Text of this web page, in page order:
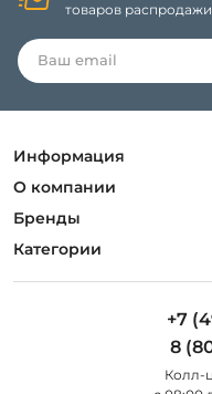
товаров
Информация
Политика
Гарантия
Оплата и доставка
О компании
О компании
Контакты
Бренды
Artelamp
Категории
Люстры
Уличные светильники
+7
8
Колл-